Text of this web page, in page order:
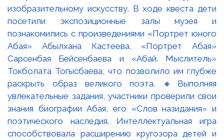
изобразительному искусству. В ходе квеста дети
посетили экспозиционные залы музея и
познакомились с произведениями «Портрет юного
Абая» Абылхана Кастеева, «Портрет Абая»
Сарсенбая Бейсенбаева и «Абай. Мыслитель»
Токболата Тогысбаева, что позволило им глубже
раскрыть образ великого поэта. 🔸Выполняя
увлекательные задания, участники проверили свои
знания биографии Абая, его «Слов назидания» и
поэтического наследия. Интеллектуальная игра
способствовала расширению кругозора детей и